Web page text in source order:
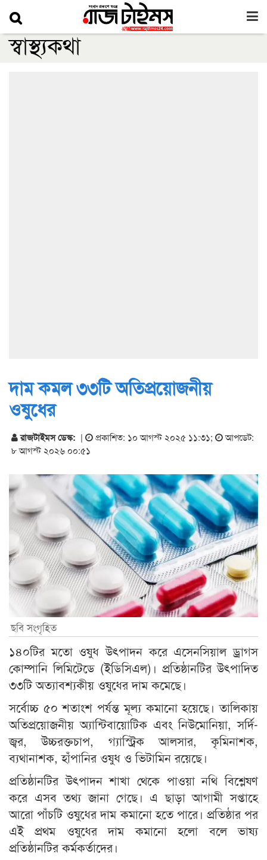
স্বাস্থ্যকথা
দাম কমল ৩৩টি অতিপ্রয়োজনীয়
ওষুধের
রাজটাইমস ডেস্ক: | প্রকাশিত: ১০ আগস্ট ২০২৫ ১১:৩১;
আপডেট:
৮ আগস্ট ২০২৬ ০০:৫১
ছবি সংগৃহিত
১৪০টির মতো ওষুধ উৎপাদন করে এসেনসিয়াল ড্রাগস
কোম্পানি লিমিটেডে (ইডিসিএল)। প্রতিষ্ঠানটির উৎপাদিত
৩৩টি অত্যাবশ্যকীয় ওষুধের দাম কমেছে।
সর্বোচ্চ ৫০ শতাংশ পর্যন্ত মূল্য কমানো হয়েছে। তালিকায়
অতিপ্রয়োজনীয় অ্যান্টিবায়োটিক এবং নিউমোনিয়া, সর্দি-
জ্বর, উচ্চরক্তচাপ, গ্যাস্ট্রিক আলসার, কৃমিনাশক,
ব্যথানাশক, হাঁপানির ওষুধ ও ভিটামিন রয়েছে।
প্রতিষ্ঠানটির উৎপাদন শাখা থেকে পাওয়া নথি বিশ্লেষণ
করে এসব তথ্য জানা গেছে। এ ছাড়া আগামী সপ্তাহে
আরো পাঁচটি ওষুধের দাম কমানো হতে পারে। প্রতিষ্ঠার পর
এই প্রথম ওষুধের দাম কমানো হলো বলে ভাষ্য
প্রতিষ্ঠানটির কর্মকর্তাদের।